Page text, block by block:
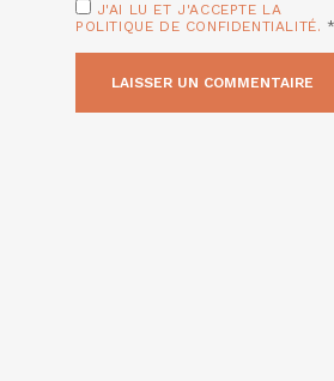
J'AI LU ET J'ACCEPTE LA
POLITIQUE DE CONFIDENTIALITÉ. *